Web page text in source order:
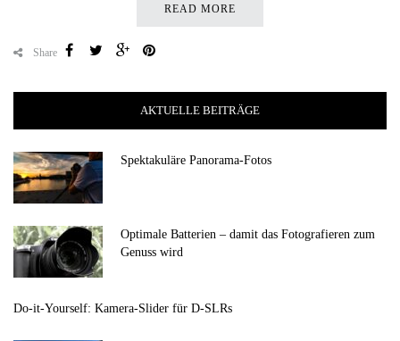
READ MORE
Share
AKTUELLE BEITRÄGE
Spektakuläre Panorama-Fotos
Optimale Batterien – damit das Fotografieren zum
Genuss wird
Do-it-Yourself: Kamera-Slider für D-SLRs